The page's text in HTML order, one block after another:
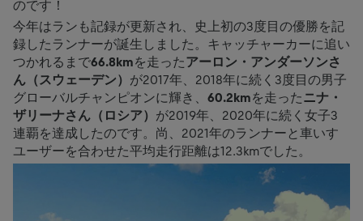
のです！
今年はランも記録が更新され、史上初の3度目の優勝を記
録したランナーが誕生しました。キャッチャーカーに追い
つかれるまで66.8kmを走ったアーロン・アンダーソンさ
ん（スウェーデン） が2017年、2018年に続く3度目の男子
グローバルチャンピオンに輝き、 60.2kmを走ったニナ・
ザリーナさん（ロシア） が2019年、2020年に続く女子3
連覇を達成したのです。尚、2021年のランナーと車いす
ユーザーを合わせた平均走行距離は12.3kmでした。